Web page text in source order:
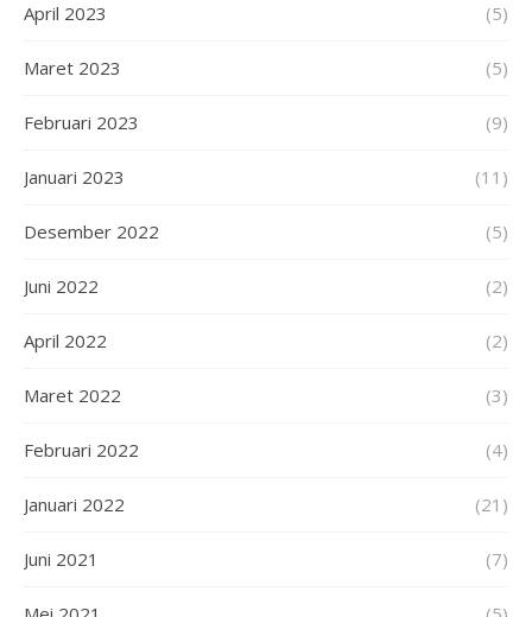
April 2023 (5)
Maret 2023 (5)
Februari 2023 (9)
Januari 2023 (11)
Desember 2022 (5)
Juni 2022 (2)
April 2022 (2)
Maret 2022 (3)
Februari 2022 (4)
Januari 2022 (21)
Juni 2021 (7)